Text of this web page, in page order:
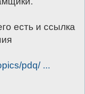
есть и ссылка
pdq/ ...